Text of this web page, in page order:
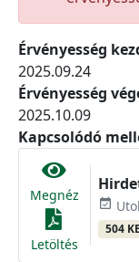
Érvényesség
2025.09.24
Érvényesség
2025.10.09
Kapcsolódó
Megnéz
Letöltés
event_available
504